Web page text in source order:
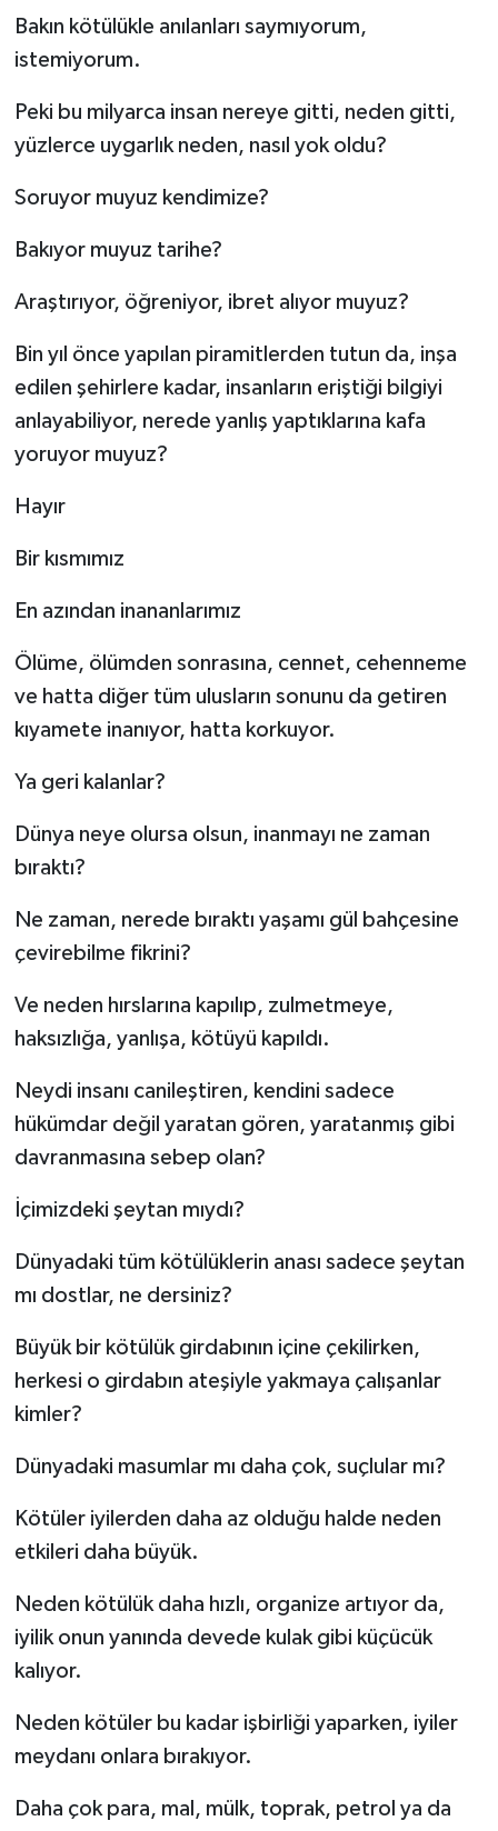
Bakın kötülükle anılanları saymıyorum,
istemiyorum.
Peki bu milyarca insan nereye gitti, neden gitti,
yüzlerce uygarlık neden, nasıl yok oldu?
Soruyor muyuz kendimize?
Bakıyor muyuz tarihe?
Araştırıyor, öğreniyor, ibret alıyor muyuz?
Bin yıl önce yapılan piramitlerden tutun da, inşa
edilen şehirlere kadar, insanların eriştiği bilgiyi
anlayabiliyor, nerede yanlış yaptıklarına kafa
yoruyor muyuz?
Hayır
Bir kısmımız
En azından inananlarımız
Ölüme, ölümden sonrasına, cennet, cehenneme
ve hatta diğer tüm ulusların sonunu da getiren
kıyamete inanıyor, hatta korkuyor.
Ya geri kalanlar?
Dünya neye olursa olsun, inanmayı ne zaman
bıraktı?
Ne zaman, nerede bıraktı yaşamı gül bahçesine
çevirebilme fikrini?
Ve neden hırslarına kapılıp, zulmetmeye,
haksızlığa, yanlışa, kötüyü kapıldı.
Neydi insanı canileştiren, kendini sadece
hükümdar değil yaratan gören, yaratanmış gibi
davranmasına sebep olan?
İçimizdeki şeytan mıydı?
Dünyadaki tüm kötülüklerin anası sadece şeytan
mı dostlar, ne dersiniz?
Büyük bir kötülük girdabının içine çekilirken,
herkesi o girdabın ateşiyle yakmaya çalışanlar
kimler?
Dünyadaki masumlar mı daha çok, suçlular mı?
Kötüler iyilerden daha az olduğu halde neden
etkileri daha büyük.
Neden kötülük daha hızlı, organize artıyor da,
iyilik onun yanında devede kulak gibi küçücük
kalıyor.
Neden kötüler bu kadar işbirliği yaparken, iyiler
meydanı onlara bırakıyor.
Daha çok para, mal, mülk, toprak, petrol ya da